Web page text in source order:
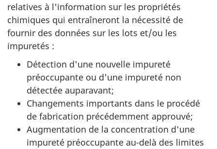
relatives à l'information sur les propriétés
chimiques qui entraîneront la nécessité de
fournir des données sur les lots et/ou les
impuretés :
Détection d'une nouvelle impureté
préoccupante ou d'une impureté non
détectée auparavant;
Changements importants dans le procédé
de fabrication précédemment approuvé;
Augmentation de la concentration d'une
impureté préoccupante au-delà des limites